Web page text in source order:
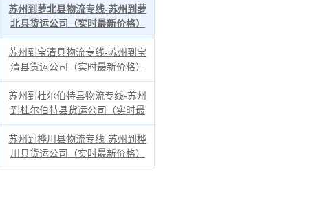
苏州到萝北县物流专线-苏州到萝
北县货运公司（实时最新价格）
苏州到宝清县物流专线-苏州到宝
清县货运公司（实时最新价格）
苏州到杜尔伯特县物流专线-苏州
到杜尔伯特县货运公司（实时最
苏州到桦川县物流专线-苏州到桦
川县货运公司（实时最新价格）